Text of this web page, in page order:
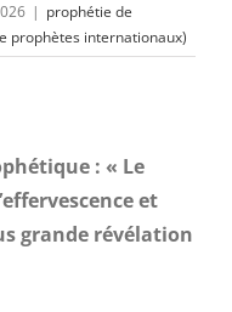
| prophétie de
prophètes internationaux)
: « Le
et
grande révélation